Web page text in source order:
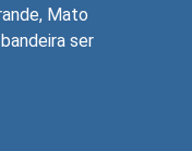
Mato
ser